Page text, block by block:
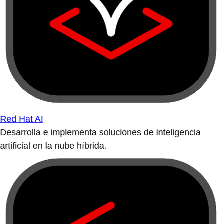
Red Hat AI
Desarrolla e implementa soluciones de inteligencia
artificial en la nube híbrida.